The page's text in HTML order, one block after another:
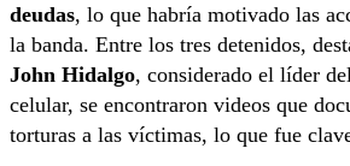
deudas, lo que habría motivado las
la banda. Entre los tres detenidos,
John Hidalgo, considerado el líder
celular, se encontraron videos que
torturas a las víctimas, lo que fue